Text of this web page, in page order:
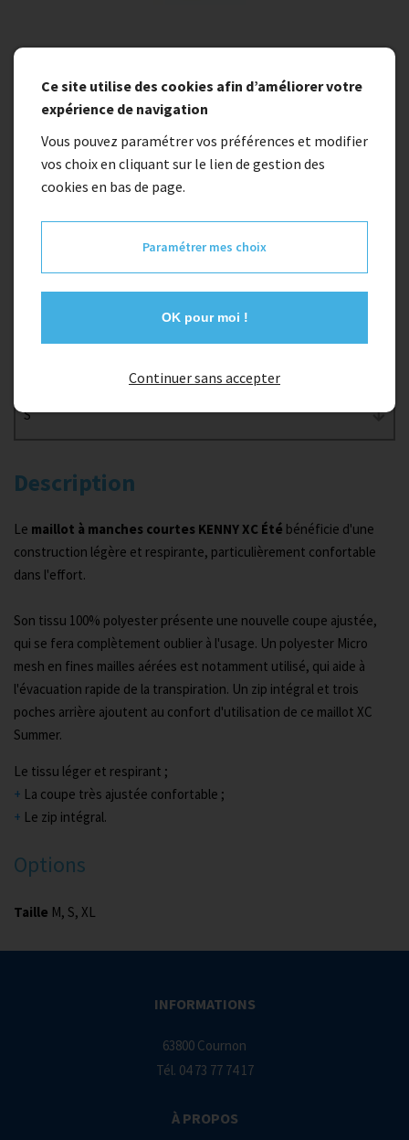
Indisponible
Maillot KENNY XC ETE
55,00 €
S
Description
Le maillot à manches courtes KENNY XC Été bénéficie d'une
construction légère et respirante, particulièrement confortable
dans l'effort.
Son tissu 100% polyester présente une nouvelle coupe ajustée,
qui se fera complètement oublier à l'usage. Un polyester Micro
mesh en fines mailles aérées est notamment utilisé, qui aide à
l'évacuation rapide de la transpiration. Un zip intégral et trois
poches arrière ajoutent au confort d'utilisation de ce maillot XC
Summer.
Le tissu léger et respirant ;
+ La coupe très ajustée confortable ;
+ Le zip intégral.
Options
Taille M, S, XL
INFORMATIONS
63800 Cournon
Tél. 04 73 77 74 17
À PROPOS
Ce site utilise des cookies afin d’améliorer votre
expérience de navigation
Vous pouvez paramétrer vos préférences et modifier
vos choix en cliquant sur le lien de gestion des
cookies en bas de page.
Paramétrer mes choix
OK pour moi !
Continuer sans accepter